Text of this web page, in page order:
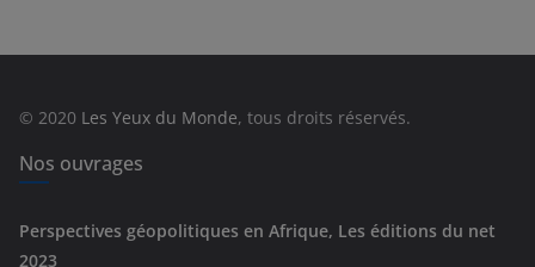
e
s
© 2020 Les Yeux du Monde, tous droits réservés.
Nos ouvrages
Perspectives géopolitiques en Afrique, Les éditions du net
2023